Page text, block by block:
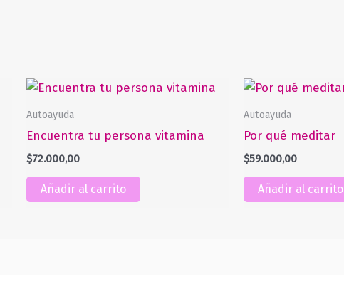
Autoayuda
Encuentra tu persona vitamina
$72.000,00
Añadir al carrito
Autoayuda
Por qué meditar
$59.000,00
Añadir al carrito